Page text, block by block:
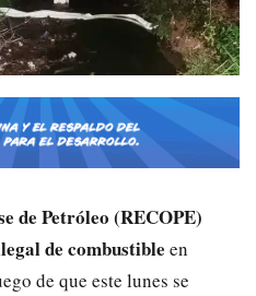
de Petróleo (RECOPE)
de combustible en
de que este lunes se